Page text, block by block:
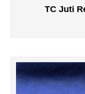
TC Juti